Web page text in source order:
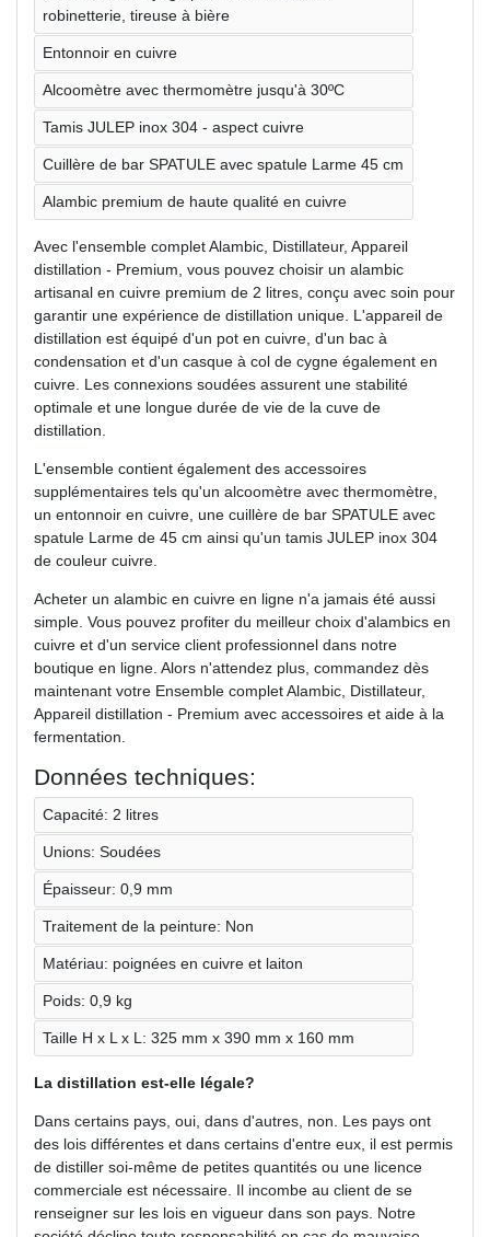
robinetterie, tireuse à bière
Entonnoir en cuivre
Alcoomètre avec thermomètre jusqu'à 30ºC
Tamis JULEP inox 304 - aspect cuivre
Cuillère de bar SPATULE avec spatule Larme 45 cm
Alambic premium de haute qualité en cuivre
Avec l'ensemble complet Alambic, Distillateur, Appareil
distillation - Premium, vous pouvez choisir un alambic
artisanal en cuivre premium de 2 litres, conçu avec soin pour
garantir une expérience de distillation unique. L'appareil de
distillation est équipé d'un pot en cuivre, d'un bac à
condensation et d'un casque à col de cygne également en
cuivre. Les connexions soudées assurent une stabilité
optimale et une longue durée de vie de la cuve de
distillation.
L'ensemble contient également des accessoires
supplémentaires tels qu'un alcoomètre avec thermomètre,
un entonnoir en cuivre, une cuillère de bar SPATULE avec
spatule Larme de 45 cm ainsi qu'un tamis JULEP inox 304
de couleur cuivre.
Acheter un alambic en cuivre en ligne n'a jamais été aussi
simple. Vous pouvez profiter du meilleur choix d'alambics en
cuivre et d'un service client professionnel dans notre
boutique en ligne. Alors n'attendez plus, commandez dès
maintenant votre Ensemble complet Alambic, Distillateur,
Appareil distillation - Premium avec accessoires et aide à la
fermentation.
Données techniques:
Capacité: 2 litres
Unions: Soudées
Épaisseur: 0,9 mm
Traitement de la peinture: Non
Matériau: poignées en cuivre et laiton
Poids: 0,9 kg
Taille H x L x L: 325 mm x 390 mm x 160 mm
La distillation est-elle légale?
Dans certains pays, oui, dans d'autres, non. Les pays ont
des lois différentes et dans certains d'entre eux, il est permis
de distiller soi-même de petites quantités ou une licence
commerciale est nécessaire. Il incombe au client de se
renseigner sur les lois en vigueur dans son pays. Notre